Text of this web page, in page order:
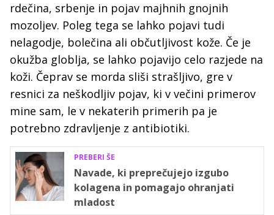
rdečina, srbenje in pojav majhnih gnojnih
mozoljev. Poleg tega se lahko pojavi tudi
nelagodje, bolečina ali občutljivost kože. Če je
okužba globlja, se lahko pojavijo celo razjede na
koži. Čeprav se morda sliši strašljivo, gre v
resnici za neškodljiv pojav, ki v večini primerov
mine sam, le v nekaterih primerih pa je
potrebno zdravljenje z antibiotiki.
PREBERI ŠE
Navade, ki preprečujejo izgubo
kolagena in pomagajo ohranjati
mladost